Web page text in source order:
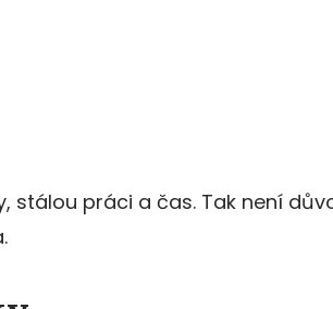
stálou práci a čas. Tak není